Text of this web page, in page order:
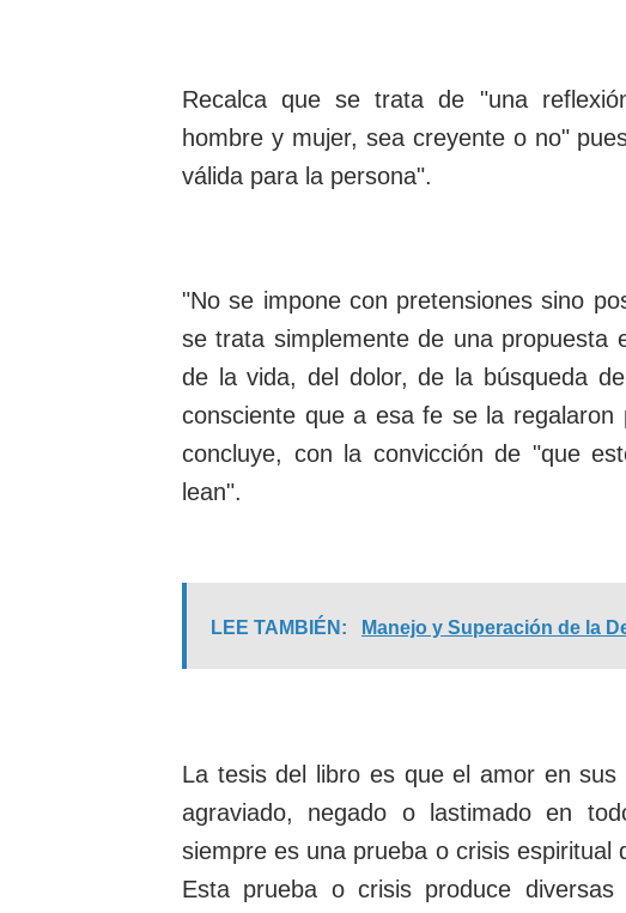
Recalca que se trata de "una
hombre y mujer, sea creyente o no"
válida para la persona".
"No se impone con pretensiones sino
se trata simplemente de una propuesta
de la vida, del dolor, de la búsqueda
consciente que a esa fe se la
concluye, con la convicción de "que
lean".
LEE TAMBIÉN: Manejo y Superación de la
La tesis del libro es que el amor en sus
agraviado, negado o lastimado en
siempre es una prueba o crisis espiritual
Esta prueba o crisis produce